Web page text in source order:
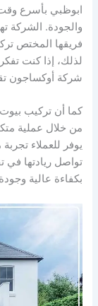
ابوظبي بأسرع
والجودة. الشركة
فريقها المختص
لذلك، إذا كنت
شركة أوكساجون
كما أن تركيب
من خلال عملية
يوفر للعملاء
تواصل ريادتها
بكفاءة عالية